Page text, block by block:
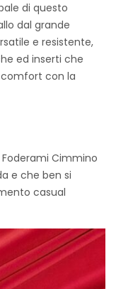
di questo
dal grande
e resistente,
ed inserti che
con la
Cimmino
e che ben si
casual